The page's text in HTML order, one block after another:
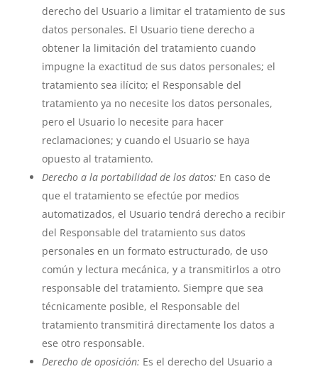
derecho del Usuario a limitar el tratamiento de sus
datos personales. El Usuario tiene derecho a
obtener la limitación del tratamiento cuando
impugne la exactitud de sus datos personales; el
tratamiento sea ilícito; el Responsable del
tratamiento ya no necesite los datos personales,
pero el Usuario lo necesite para hacer
reclamaciones; y cuando el Usuario se haya
opuesto al tratamiento.
Derecho a la portabilidad de los datos: En caso de
que el tratamiento se efectúe por medios
automatizados, el Usuario tendrá derecho a recibir
del Responsable del tratamiento sus datos
personales en un formato estructurado, de uso
común y lectura mecánica, y a transmitirlos a otro
responsable del tratamiento. Siempre que sea
técnicamente posible, el Responsable del
tratamiento transmitirá directamente los datos a
ese otro responsable.
Derecho de oposición: Es el derecho del Usuario a